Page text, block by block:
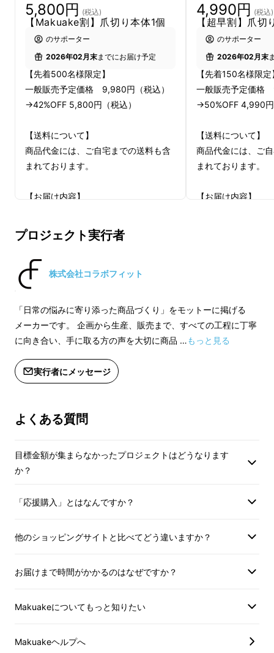
「確かに、伸びてるな……」
60代になってからというもの、足の
爪を切るのがすっかり面倒になった。
お腹が出て 、体も硬くて
足まで手が
届きにくい。
その一言に、ハッとした。
5,800円 (税込)
【Makuake割】爪切り本体1個
のサポーター
2026年02月末までにお届け予定
【先着500名様限定】
一般販売予定価格 9,980円（税込）
→42%OFF 5,800円（税込）
【送料について】
商品代金には、ご自宅までの送料も含
まれております。
【お届け内容】
【注意事項】
ご注文状況、使用部材の供給状況、製
造工程上、自然災害の都合等により出
荷時期が遅れる場合がありますのでご
了承ください。デザイン・仕様は、変
更になる可能性もございます。ご了承
ください。
※適格請求書発行事業者登録番号：あ
り
載のあるインボイスが必要な場合は、
Makuakeメッセージにて実行者に直接
※登録番号：T5011001142866
インボイス（適格請求書）：対応可
4,990円 (税込)
【超早割】爪切
のサポーター
2026年02月末
【先着150名様限定
一般販売予定価格
→50%OFF 4,990
【送料について】
商品代金には、ご
まれております。
【お届け内容】
了承ください。デ
更になる可能性も
※登録番号：
プロジェクト実行者
株式会社コラボフィット
「日常の悩みに寄り添った商品づくり」をモットーに掲げる
メーカーです。 企画から生産、販売まで、すべての工程に丁寧
に向き合い、手に取る方の声を大切に商品 …もっと見る
実行者にメッセージ
よくある質問
目標金額が集まらなかったプロジェクトはどうなります
か？
「応援購入」とはなんですか？
他のショッピングサイトと比べてどう違いますか？
お届けまで時間がかかるのはなぜですか？
Makuakeについてもっと知りたい
Makuakeヘルプへ